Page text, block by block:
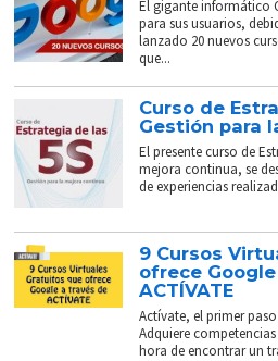
El gigante informático
para sus usuarios,
lanzado 20 nuevos
que...
Curso de
Gestión para
El presente curso de
mejora continua, se
de experiencias
9 Cursos
ofrece
ACTÍVATE
Actívate, el primer
Adquiere
hora de encontrar un